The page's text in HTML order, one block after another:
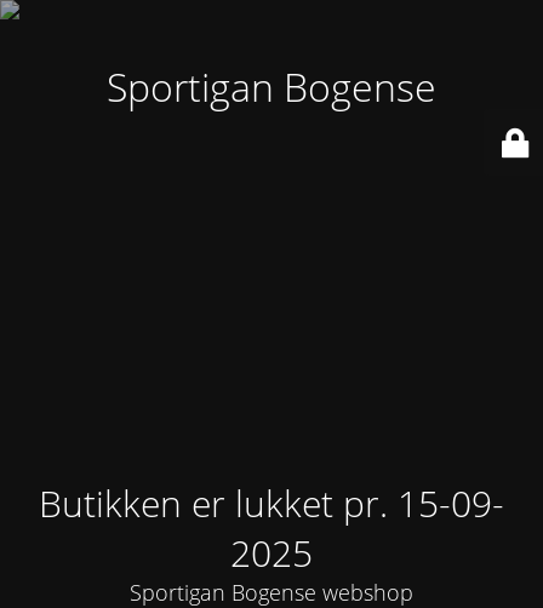
Sportigan Bogense
Butikken er lukket pr. 15-09-
2025
Sportigan Bogense webshop